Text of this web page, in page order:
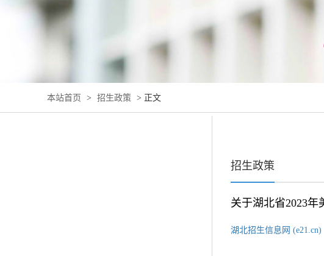
本站首页 > 招生政策 > 正文
招生政策
关于湖北省2023
湖北招生信息网 (e21.cn)